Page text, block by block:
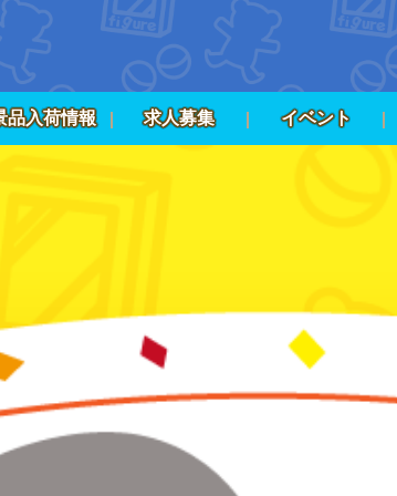
品入荷情報 求人募集 イベント